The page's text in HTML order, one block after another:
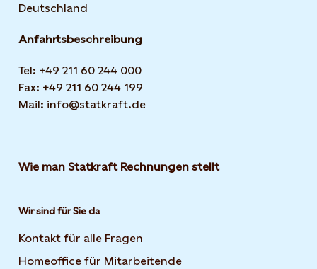
Deutschland
Anfahrtsbeschreibung
Tel: +49 211 60 244 000
Fax: +49 211 60 244 199
Mail: info@statkraft.de
Wie man Statkraft Rechnungen stellt
Wir sind für Sie da
Kontakt für alle Fragen
Homeoffice für Mitarbeitende